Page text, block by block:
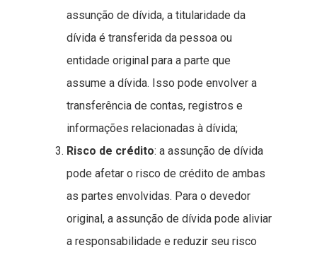
assunção de dívida, a titularidade da
dívida é transferida da pessoa ou
entidade original para a parte que
assume a dívida. Isso pode envolver a
transferência de contas, registros e
informações relacionadas à dívida;
Risco de crédito: a assunção de dívida
pode afetar o risco de crédito de ambas
as partes envolvidas. Para o devedor
original, a assunção de dívida pode aliviar
a responsabilidade e reduzir seu risco